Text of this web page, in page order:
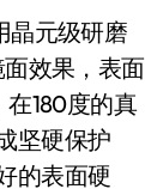
晶元级研磨
效果，表面
180度的真
坚硬保护
的表面硬